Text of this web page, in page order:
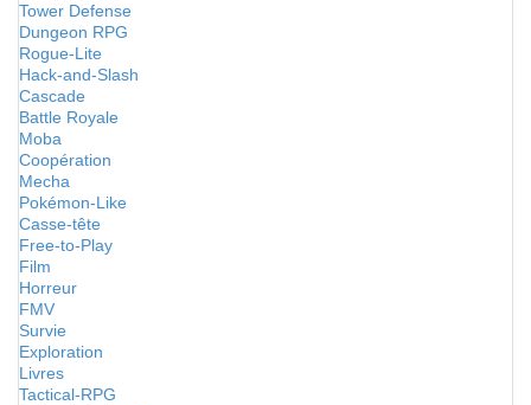
Tower Defense
Dungeon RPG
Rogue-Lite
Hack-and-Slash
Cascade
Battle Royale
Moba
Coopération
Mecha
Pokémon-Like
Casse-tête
Free-to-Play
Film
Horreur
FMV
Survie
Exploration
Livres
Tactical-RPG